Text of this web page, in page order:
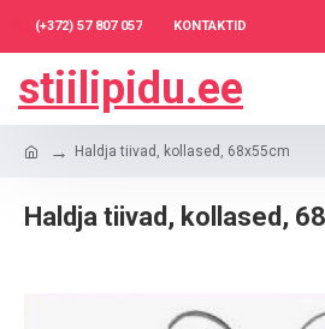
(+372) 57 807 057 KONTAKTID
stiilipidu.ee
Haldja tiivad, kollased, 68x55cm
Haldja tiivad, kollased,